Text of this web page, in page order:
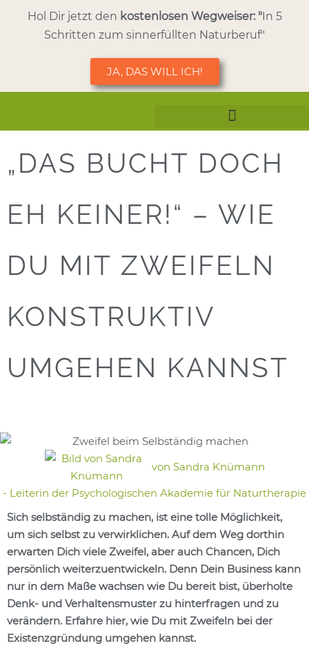
Hol Dir jetzt den kostenlosen Wegweiser: "In 5
Schritten zum sinnerfüllten Naturberuf"
JA, DAS WILL ICH!
„DAS BUCHT DOCH
EH KEINER!“ – WIE
DU MIT ZWEIFELN
KONSTRUKTIV
UMGEHEN KANNST
von Sandra Knümann
- Leiterin der Psychologischen Akademie für Naturtherapie
Sich selbständig zu machen, ist eine tolle Möglichkeit,
um sich selbst zu verwirklichen. Auf dem Weg dorthin
erwarten Dich viele Zweifel, aber auch Chancen, Dich
persönlich weiterzuentwickeln. Denn Dein Business kann
nur in dem Maße wachsen wie Du bereit bist, überholte
Denk- und Verhaltensmuster zu hinterfragen und zu
verändern. Erfahre hier, wie Du mit Zweifeln bei der
Existenzgründung umgehen kannst.